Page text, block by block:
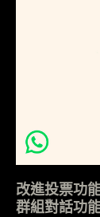
改進投票功
群組對話功